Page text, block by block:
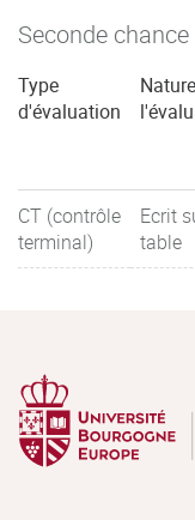
Seconde
Type
d'évaluation
CT (contrôle
terminal)
Ecrit
table